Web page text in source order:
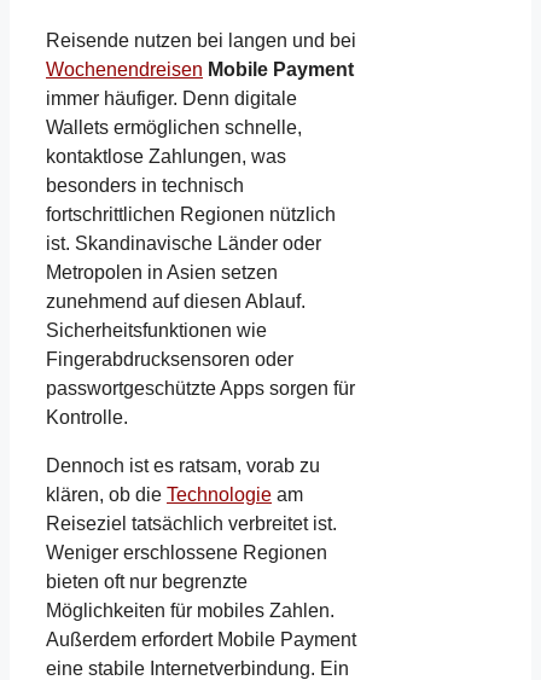
Reisende nutzen bei langen und bei
Wochenendreisen Mobile Payment
immer häufiger. Denn digitale
Wallets ermöglichen schnelle,
kontaktlose Zahlungen, was
besonders in technisch
fortschrittlichen Regionen nützlich
ist. Skandinavische Länder oder
Metropolen in Asien setzen
zunehmend auf diesen Ablauf.
Sicherheitsfunktionen wie
Fingerabdrucksensoren oder
passwortgeschützte Apps sorgen für
Kontrolle.
Dennoch ist es ratsam, vorab zu
klären, ob die Technologie am
Reiseziel tatsächlich verbreitet ist.
Weniger erschlossene Regionen
bieten oft nur begrenzte
Möglichkeiten für mobiles Zahlen.
Außerdem erfordert Mobile Payment
eine stabile Internetverbindung. Ein